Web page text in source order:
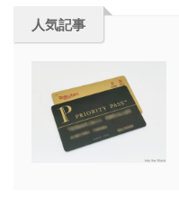
人気記事